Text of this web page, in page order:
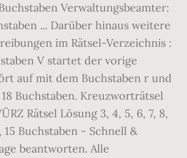
Verwaltungsbeamter:
... Darüber hinaus weitere
im Rätsel-Verzeichnis :
V startet der vorige
auf mit dem Buchstaben r und
Buchstaben. Kreuzworträtsel
Rätsel Lösung 3, 4, 5, 6, 7, 8,
15 Buchstaben - Schnell &
beantworten. Alle